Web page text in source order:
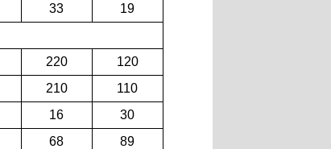
33
19
220
120
210
110
16
30
68 89